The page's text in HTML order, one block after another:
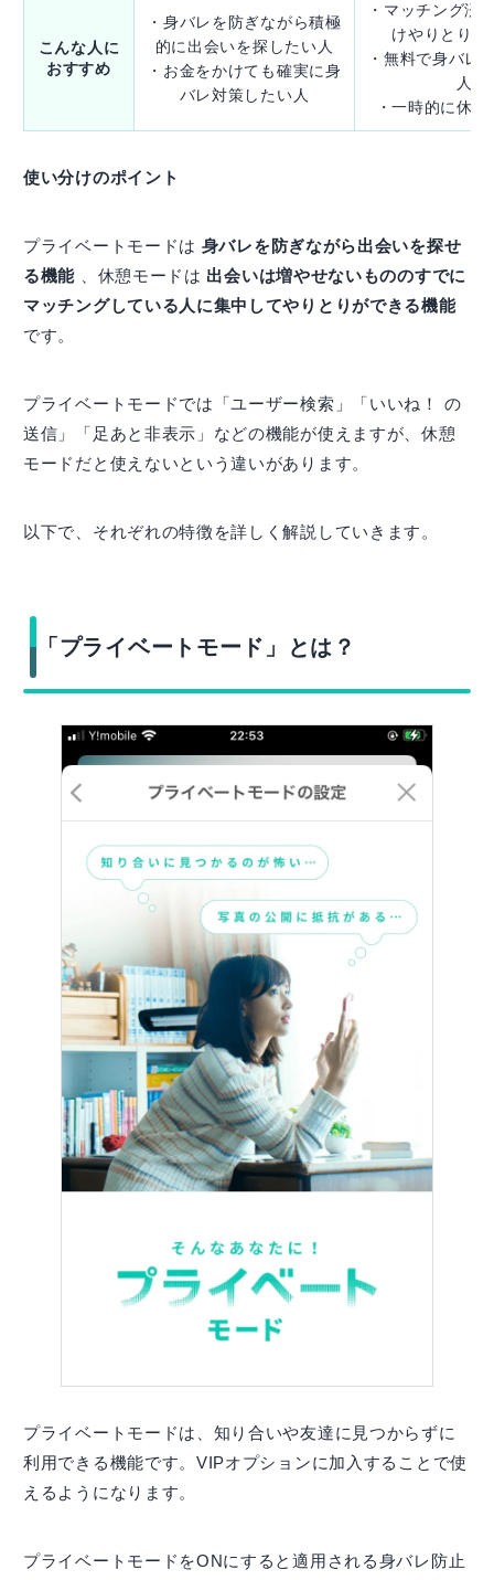
こんな人に
おすすめ
・身バレを防ぎながら積極
的に出会いを探したい人
・お金をかけても確実に身
バレ対策したい人
・マッチング済
けやりとりし
・無料で身バレ
人
・一時的に休
使い分けのポイント
プライベートモードは 身バレを防ぎながら出会いを探せ
る機能 、休憩モードは 出会いは増やせないもののすでに
マッチングしている人に集中してやりとりができる機能
です。
プライベートモードでは「ユーザー検索」「いいね！ の
送信」「足あと非表示」などの機能が使えますが、休憩
モードだと使えないという違いがあります。
以下で、それぞれの特徴を詳しく解説していきます。
「プライベートモード」とは？
プライベートモードは、知り合いや友達に見つからずに
利用できる機能です。VIPオプションに加入することで使
えるようになります。
プライベートモードをONにすると適用される身バレ防止